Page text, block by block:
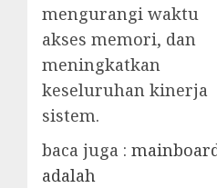
mengurangi waktu
akses memori, dan
meningkatkan
keseluruhan kinerja
sistem.
baca juga :
adalah